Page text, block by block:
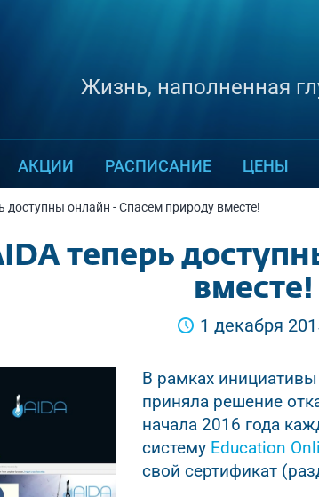
Жизнь, наполненная
АКЦИИ РАСПИСАНИЕ ЦЕНЫ
доступны онлайн - Спасем природу вместе!
теперь
вместе!
1 декабря
В рамках
приняла решение
начала 2016 года
систему Education
свой сертификат